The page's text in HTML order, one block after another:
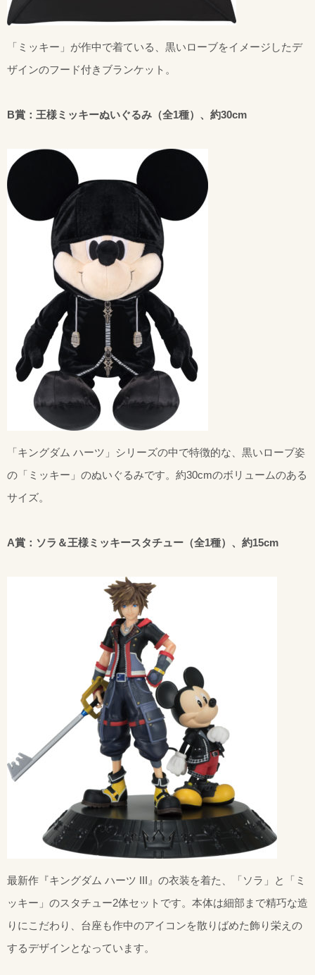
「ミッキー」が作中で着ている、黒いローブをイメージしたデ
ザインのフード付きブランケット。
B賞：王様ミッキーぬいぐるみ（全1種）、約30cm
「キングダム ハーツ」シリーズの中で特徴的な、黒いローブ姿
の「ミッキー」のぬいぐるみです。約30cmのボリュームのある
サイズ。
A賞：ソラ＆王様ミッキースタチュー（全1種）、約15cm
最新作『キングダム ハーツ III』の衣装を着た、「ソラ」と「ミ
ッキー」のスタチュー2体セットです。本体は細部まで精巧な造
りにこだわり、台座も作中のアイコンを散りばめた飾り栄えの
するデザインとなっています。